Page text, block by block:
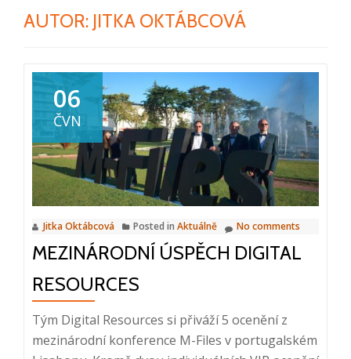
AUTOR: JITKA OKTÁBCOVÁ
06
ČVN
Jitka Oktábcová Posted in Aktuálně No comments
MEZINÁRODNÍ ÚSPĚCH DIGITAL
RESOURCES
Tým Digital Resources si přiváží 5 ocenění z
mezinárodní konference M-Files v portugalském